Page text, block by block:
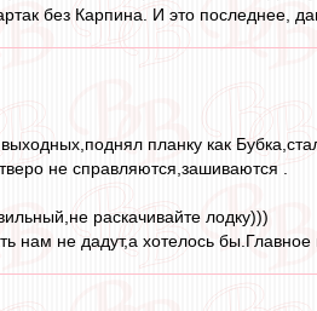
без Карпина. И это последнее,
планку как
не справляются,зашиваются .
раскачивайте лодку)))
нам не дадут,а хотелось